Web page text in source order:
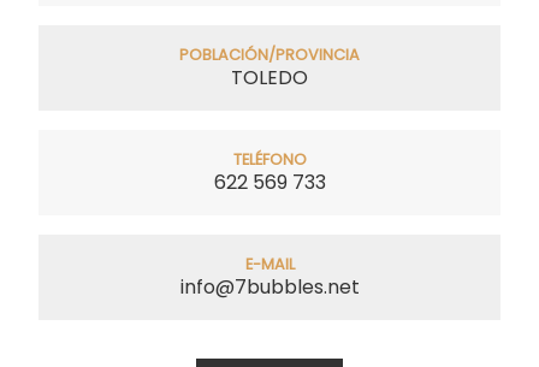
POBLACIÓN/PROVINCIA
TOLEDO
TELÉFONO
622 569 733
E-MAIL
info@7bubbles.net